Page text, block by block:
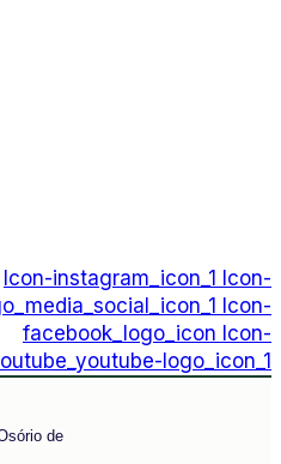
Icon-instagram_icon_1
Icon-
Icon-
facebook_logo_icon Icon-
logo_icon_1
de